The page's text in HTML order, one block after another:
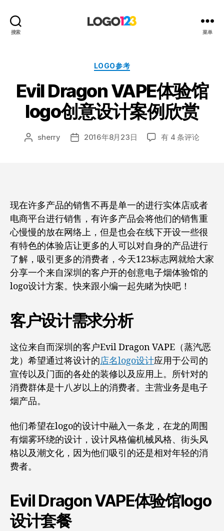
搜索
设
计
博
客
菜单
分
LOGO参考
Evil Dragon VAPE体验馆
logo创意设计案例欣赏
文 sherry
发 2016年8月23日
Evil
logo
创
意
设
计
案
例
欣
赏
有 4 条评论
现在许多产品的销售不再是单一的进行实体店或者
电商平台进行销售，有许多产品会将他们的销售重
心慢慢的放在网络上，但是也会在线下开设一些很
有特色的体验店让更多的人可以对自身的产品进行
了解，吸引更多的消费者，今天123标志网就给大家
分享一个来自深圳的客户开的创意电子烟体验馆的
logo设计方案。快来跟小编一起先睹为快吧！
客户设计需求分析
这位来自而深圳的客户Evil Dragon VAPE（蒸汽恶
龙）希望通过将设计的店名logo设计应用于公司的
宣传以及门面的各处的装修以及应用上。所针对的
消费群体是十八岁以上的消费者。主营业务是电子
烟产品。
他们希望在logo的设计中融入一条龙，在龙的周围
有烟雾环绕的设计，设计风格偏机械风格、街头风
格以及潮文化，因为他们吸引的还是相对年轻的消
费者。
Evil Dragon VAPE体验馆logo
设计套餐